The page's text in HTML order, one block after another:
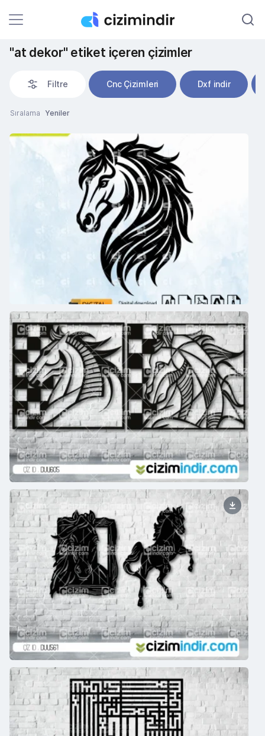
"at dekor" etiket içeren çizimler
Filtre Cnc Çizimleri Dxf indir
Sıralama Yeniler